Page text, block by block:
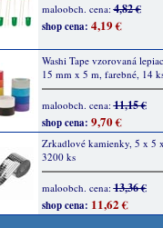
maloobch. cena:4,82 €
shop cena: 4,19 €
Washi Tape vzorovaná
15 mm x 5 m, farebné, 14
maloobch. cena:11,15 €
shop cena: 9,70 €
Zrkadlové kamienky, 5 x 5
3200 ks
maloobch. cena:13,36 €
shop cena: 11,62 €